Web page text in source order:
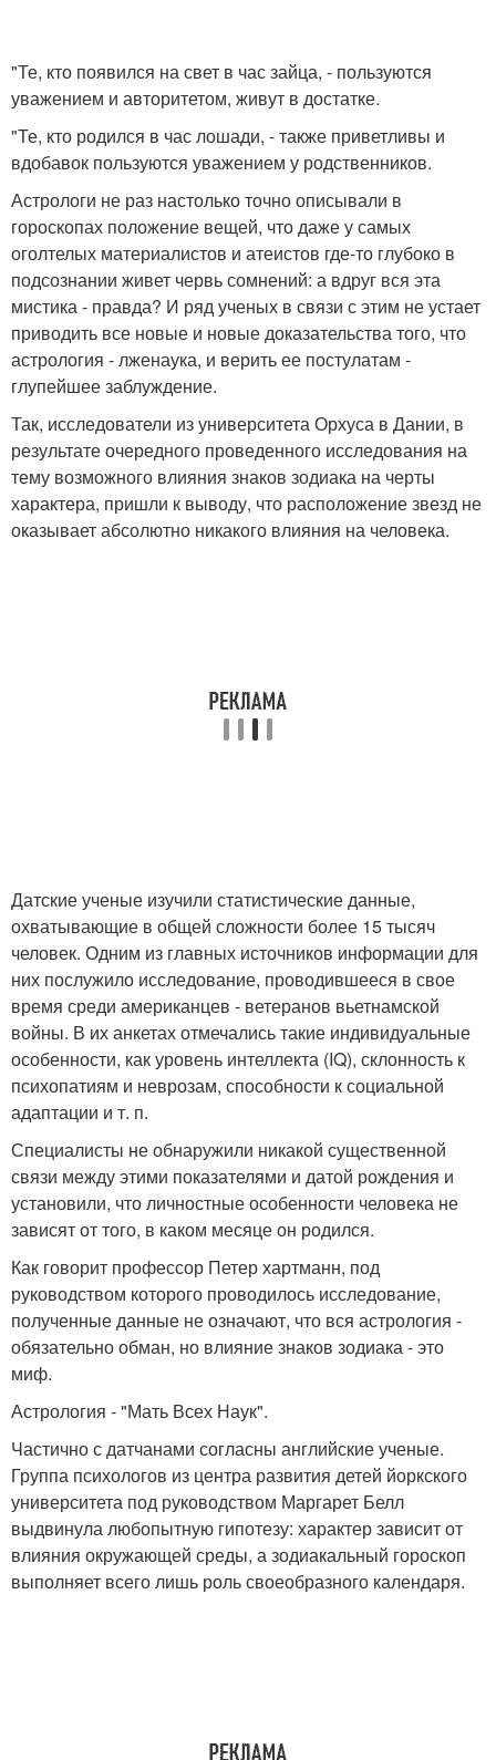
"Те, кто появился на свет в час зайца, - пользуются
уважением и авторитетом, живут в достатке.
"Те, кто родился в час лошади, - также приветливы и
вдобавок пользуются уважением у родственников.
Астрологи не раз настолько точно описывали в
гороскопах положение вещей, что даже у самых
оголтелых материалистов и атеистов где-то глубоко в
подсознании живет червь сомнений: а вдруг вся эта
мистика - правда? И ряд ученых в связи с этим не устает
приводить все новые и новые доказательства того, что
астрология - лженаука, и верить ее постулатам -
глупейшее заблуждение.
Так, исследователи из университета Орхуса в Дании, в
результате очередного проведенного исследования на
тему возможного влияния знаков зодиака на черты
характера, пришли к выводу, что расположение звезд не
оказывает абсолютно никакого влияния на человека.
Датские ученые изучили статистические данные,
охватывающие в общей сложности более 15 тысяч
человек. Одним из главных источников информации для
них послужило исследование, проводившееся в свое
время среди американцев - ветеранов вьетнамской
войны. В их анкетах отмечались такие индивидуальные
особенности, как уровень интеллекта (IQ), склонность к
психопатиям и неврозам, способности к социальной
адаптации и т. п.
Специалисты не обнаружили никакой существенной
связи между этими показателями и датой рождения и
установили, что личностные особенности человека не
зависят от того, в каком месяце он родился.
Как говорит профессор Петер хартманн, под
руководством которого проводилось исследование,
полученные данные не означают, что вся астрология -
обязательно обман, но влияние знаков зодиака - это
миф.
Астрология - "Мать Всех Наук".
Частично с датчанами согласны английские ученые.
Группа психологов из центра развития детей йоркского
университета под руководством Маргарет Белл
выдвинула любопытную гипотезу: характер зависит от
влияния окружающей среды, а зодиакальный гороскоп
выполняет всего лишь роль своеобразного календаря.